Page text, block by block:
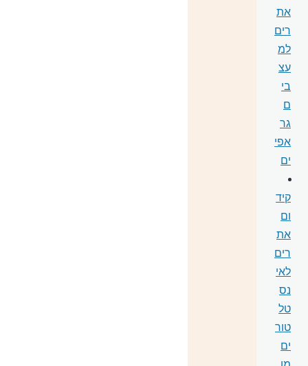
את
רים
למ
עצ
בי
ם
גר
אפי
ים
קיד
ום
את
רים
לאי
נס
טל
טור
ים